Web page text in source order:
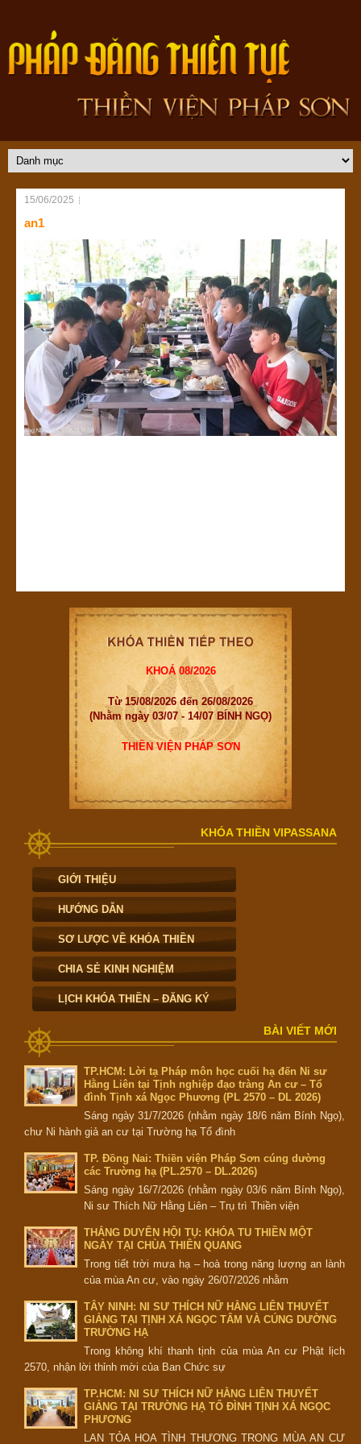
15/06/2025
an1
KHOÁ 08/2026
Từ 15/08/2026 đến 26/08/2026
(Nhằm ngày 03/07 - 14/07 BÍNH NGỌ)
THIỀN VIỆN PHÁP SƠN
KHÓA THIỀN VIPASSANA
GIỚI THIỆU
HƯỚNG DẪN
SƠ LƯỢC VỀ KHÓA THIỀN
CHIA SẺ KINH NGHIỆM
LỊCH KHÓA THIỀN – ĐĂNG KÝ
BÀI VIẾT MỚI
TP.HCM: Lời tạ Pháp môn học cuối hạ đến Ni sư
Hằng Liên tại Tịnh nghiệp đạo tràng An cư – Tổ
đình Tịnh xá Ngọc Phương (PL 2570 – DL 2026)
Sáng ngày 31/7/2026 (nhằm ngày 18/6 năm Bính Ngọ),
chư Ni hành giả an cư tại Trường hạ Tổ đình
TP. Đồng Nai: Thiền viện Pháp Sơn cúng dường
các Trường hạ (PL.2570 – DL.2026)
Sáng ngày 16/7/2026 (nhằm ngày 03/6 năm Bính Ngọ),
Ni sư Thích Nữ Hằng Liên – Trụ trì Thiền viện
THẮNG DUYÊN HỘI TỤ: KHÓA TU THIỀN MỘT
NGÀY TẠI CHÙA THIÊN QUANG
Trong tiết trời mưa hạ – hoà trong năng lượng an lành
của mùa An cư, vào ngày 26/07/2026 nhằm
TÂY NINH: NI SƯ THÍCH NỮ HẰNG LIÊN THUYẾT
GIẢNG TẠI TỊNH XÁ NGỌC TÂM VÀ CÚNG DƯỜNG
TRƯỜNG HẠ
Trong không khí thanh tịnh của mùa An cư Phật lịch
2570, nhận lời thỉnh mời của Ban Chức sự
TP.HCM: NI SƯ THÍCH NỮ HẰNG LIÊN THUYẾT
GIẢNG TẠI TRƯỜNG HẠ TỔ ĐÌNH TỊNH XÁ NGỌC
PHƯƠNG
LAN TỎA HOA TÌNH THƯƠNG TRONG MÙA AN CƯ